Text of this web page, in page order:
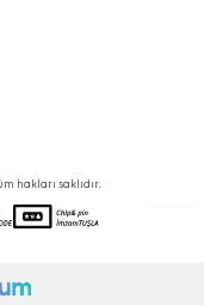
hakları saklıdır.